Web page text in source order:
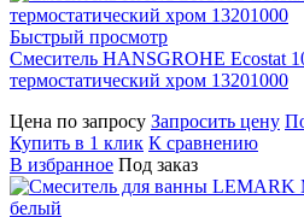
Быстрый просмотр
Смеситель HANSGROHE Ecostat
термостатический хром 13201000
Цена по запросу Запросить цену
Купить в 1 клик К сравнению
В избранное Под заказ